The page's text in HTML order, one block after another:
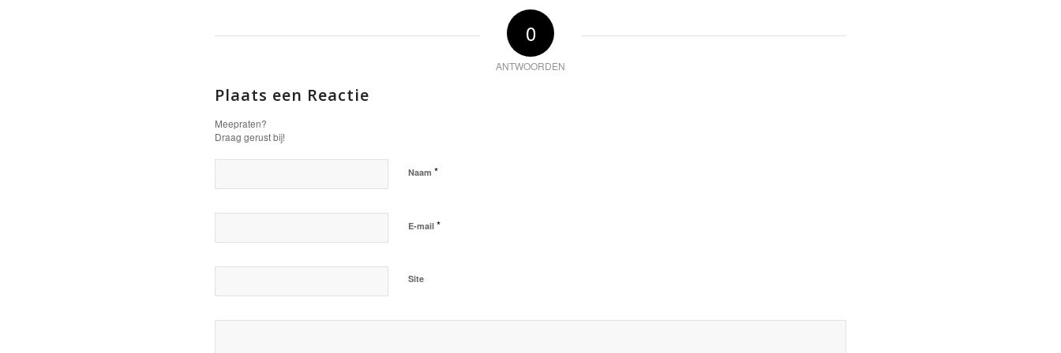
0
ANTWOORDEN
Plaats een Reactie
Meepraten?
Draag gerust bij!
Naam *
E-mail *
Site